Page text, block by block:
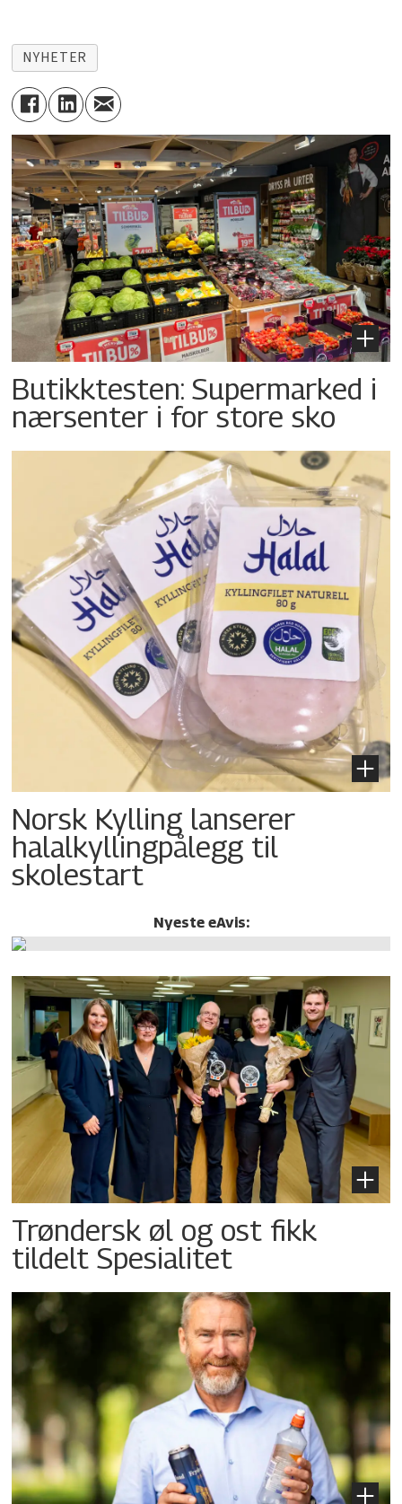
NYHETER
Butikktesten: Supermarked i
nærsenter i for store sko
Norsk Kylling lanserer
halalkylling­pålegg til
skolestart
Nyeste eAvis:
Trøndersk øl og ost fikk
tildelt Spesialitet